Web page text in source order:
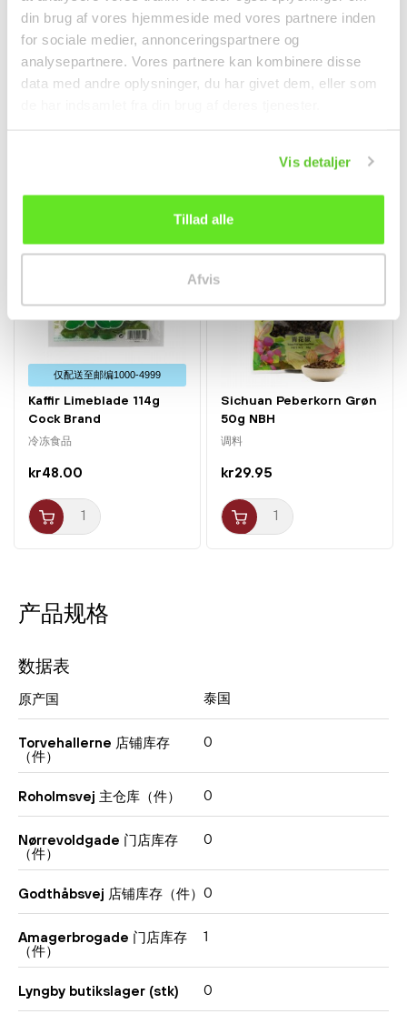
din brug af vores hjemmeside med vores partnere inden
for sociale medier, annonceringspartnere og
analysepartnere. Vores partnere kan kombinere disse
data med andre oplysninger, du har givet dem, eller som
Vis detaljer
Tillad alle
Afvis
产品规格
数据表
原产国 泰国
Torvehallerne 店铺库存
（件）
0
Roholmsvej 主仓库（件） 0
Nørrevoldgade 门店库存
（件）
0
Godthåbsvej 店铺库存（件） 0
Amagerbrogade 门店库存
（件）
1
Lyngby butikslager (stk) 0
Sesamolie 500ml Bibigo Thai Forårsløg 80g
仅配送⾄邮编1000-4999
Kaffir Limeblade 114g
Cock Brand
冷冻食品
kr48.00
Sichuan Peberkorn Grøn
50g NBH
调料
kr29.95